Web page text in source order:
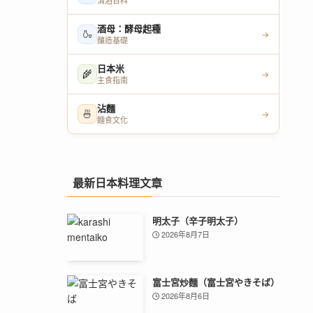
🍶 酒母：酵母起種
釀造基礎
→
🌾 日本米
主食指南
→
🍜 沾麵
麵食文化
→
最新日本料理文章
明太子（辛子明太子）
2026年8月7日
富士宮炒麵（富士宮やきそば）
2026年8月6日